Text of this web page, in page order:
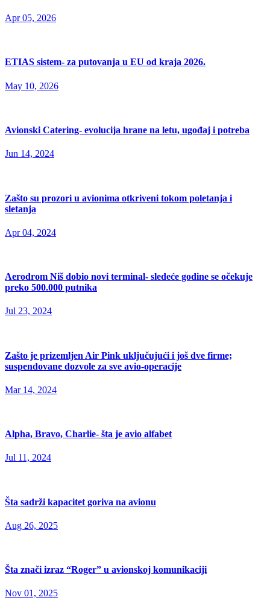
Apr 05, 2026
ETIAS sistem- za putovanja u EU od kraja 2026.
May 10, 2026
Avionski Catering- evolucija hrane na letu, ugođaj i potreba
Jun 14, 2024
Zašto su prozori u avionima otkriveni tokom poletanja i
sletanja
Apr 04, 2024
Aerodrom Niš dobio novi terminal- sledeće godine se očekuje
preko 500.000 putnika
Jul 23, 2024
Zašto je prizemljen Air Pink uključujući i još dve firme;
suspendovane dozvole za sve avio-operacije
Mar 14, 2024
Alpha, Bravo, Charlie- šta je avio alfabet
Jul 11, 2024
Šta sadrži kapacitet goriva na avionu
Aug 26, 2025
Šta znači izraz “Roger” u avionskoj komunikaciji
Nov 01, 2025